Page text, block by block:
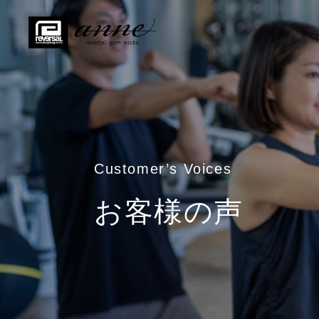
Customer’s Voices
お客様の声